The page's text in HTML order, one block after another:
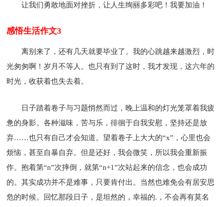
让我们勇敢地面对挫折，让人生绚丽多彩吧！我要加油！
感悟生活作文3
离别来了，还有几天就要毕业了。我的心跳越来越激烈，时
光匆匆啊！岁月不等人。也只有到了这时，我才发现，这六年的
时光，收获着也失去着。
日子踏着卷子与习题悄然而过，晚上温和的灯光笼罩着我疲
惫的身影。各种滋味，苦与乐，徘徊于自我安慰，坚持还是放
弃……也只有自己才会知道。望着卷子上大大的“x”，心里也会
烦恼，甚至自暴自弃。但是还好，我会微笑，所以我会重新振
作。抱着第“n”次摔倒，就第“n+1”次站起来的信念，也会成功
的。其实成功并不是难事，只要肯付出。当然也难免会有居安思
危的时候。回忆那段日子，是坦然的，幸福的.，不会再有莫名